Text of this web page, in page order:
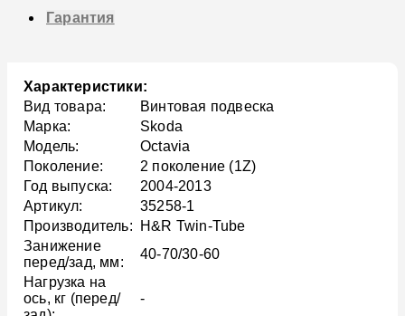
Гарантия
Характеристики:
Вид товара:
Винтовая подвеска
Марка:
Skoda
Модель:
Octavia
Поколение:
2 поколение (1Z)
Год выпуска:
2004-2013
Артикул:
35258-1
Производитель:
H&R Twin-Tube
Занижение
перед/зад, мм:
40-70/30-60
Нагрузка на
ось, кг (перед/
-